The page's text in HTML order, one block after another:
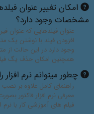
امکان تغییر عنوان
مشخصات وجود دارد؟
عنوان فیلدهایی که عنوان
افزودن فیلد با نوشتن یک
وجود دارد در این حالت از
همچنین امکان حذف یگ
چطور میتوانم نرم افزار
راهنمای کامل علاوه بر نصب
معرفی نرم افزار فاکتور
فیلم های آموزشی کار با